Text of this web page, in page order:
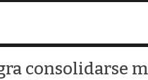
consolidarse